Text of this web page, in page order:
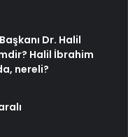
Dr. Halil
Halil İbrahim
nereli?